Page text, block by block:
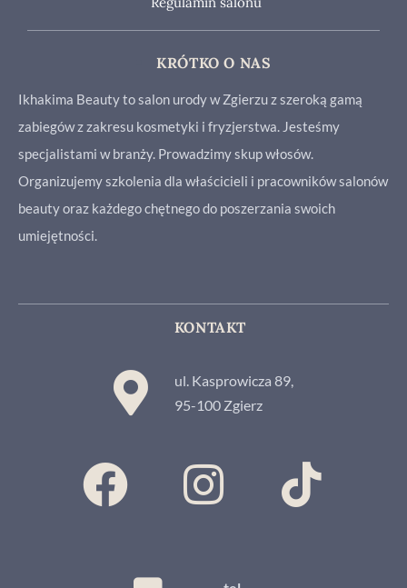
KRÓTKO O NAS
Ikhakima Beauty to salon urody w Zgierzu z szeroką gamą
zabiegów z zakresu kosmetyki i fryzjerstwa. Jesteśmy
specjalistami w branży. Prowadzimy skup włosów.
Organizujemy szkolenia dla właścicieli i pracowników salonów
beauty oraz każdego chętnego do poszerzania swoich
umiejętności.
KONTAKT
ul. Kasprowicza 89,
95-100 Zgierz